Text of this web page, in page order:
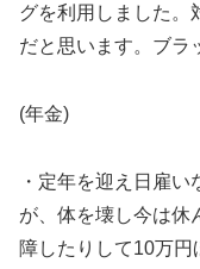
グを利用しました。
だと思います。ブラ
(年金)
・定年を迎え日雇
が、体を壊し今は休
障したりして10万